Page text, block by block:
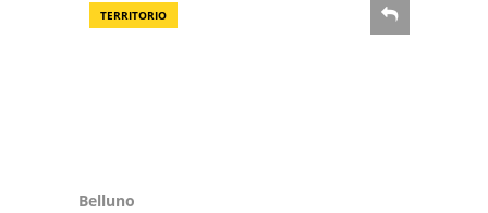
TERRITORIO
Belluno